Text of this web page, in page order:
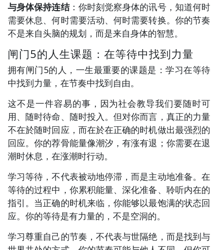
与身体保持连结：你时刻觉察身体的讯号，知道何时
需要休息、何时需要活动、何时需要转换。你的节奏
不是来自头脑的规划，而是来自身体的智慧。
闸门5的人生课题：在等待中找到力量
拥有闸门5的人，一生最重要的课题是：学习在等待
中找到力量，在节奏中找到自由。
这不是一件容易的事，因为社会教导我们要随时可
用、随时待命、随时投入。但对你而言，真正的力量
不在於随时回应，而在於在正确的时机做出最强烈的
回应。你的荐骨能量像潮汐，有涨有退；你需要在退
潮时休息，在涨潮时行动。
学习等待，不代表被动地停滞，而是主动地准备。在
等待的过程中，你累积能量、深化准备、聆听内在的
指引。当正确的时机来临，你能够以最饱满的状态回
应。你的等待是有力量的，不是空洞的。
学习尊重自己的节奏，不代表与世隔绝，而是找到与